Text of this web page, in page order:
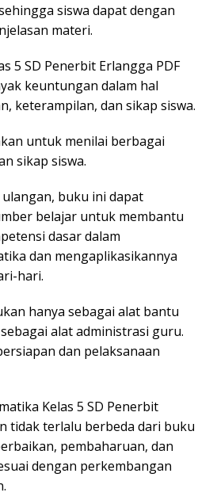
siswa dapat dengan
materi.
5 SD Penerbit Erlangga PDF
keuntungan dalam hal
keterampilan, dan sikap siswa.
untuk menilai berbagai
sikap siswa.
buku ini dapat
belajar untuk membantu
dasar dalam
dan mengaplikasikannya
hari.
hanya sebagai alat bantu
alat administrasi guru.
dan pelaksanaan
Kelas 5 SD Penerbit
tidak terlalu berbeda dari buku
pembaharuan, dan
dengan perkembangan